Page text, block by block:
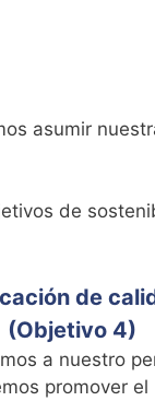
asumir
de
de
(Objetivo 4)
a nuestro
promover el